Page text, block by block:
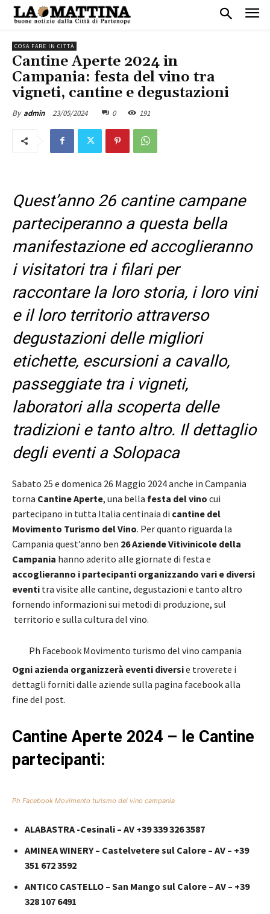
COSA FARE IN CITTÀ
Cantine Aperte 2024 in
Campania: festa del vino tra
vigneti, cantine e degustazioni
By admin 23/05/2024 0 191
Quest’anno 26 cantine campane
parteciperanno a questa bella
manifestazione ed accoglieranno
i visitatori tra i filari per
raccontare la loro storia, i loro vini
e il loro territorio attraverso
degustazioni delle migliori
etichette, escursioni a cavallo,
passeggiate tra i vigneti,
laboratori alla scoperta delle
tradizioni e tanto altro. Il dettaglio
degli eventi a Solopaca
Sabato 25 e domenica 26 Maggio 2024 anche in Campania
torna Cantine Aperte, una bella festa del vino cui
partecipano in tutta Italia centinaia di cantine del
Movimento Turismo del Vino. Per quanto riguarda la
Campania quest’anno ben 26 Aziende Vitivinicole della
Campania hanno aderito alle giornate di festa e
accoglieranno i partecipanti organizzando vari e diversi
eventi tra visite alle cantine, degustazioni e tanto altro
fornendo informazioni sui metodi di produzione, sul
territorio e sulla cultura del vino.
Ph Facebook Movimento turismo del vino campania
Ogni azienda organizzerà eventi diversie troverete i
dettagli forniti dalle aziende sulla pagina facebook alla
fine del post.
Cantine Aperte 2024 – le Cantine
partecipanti:
Ph Facebook Movimento turismo del vino campania
ALABASTRA -Cesinali – AV +39 339 326 3587
AMINEA WINERY – Castelvetere sul Calore – AV – +39
351 672 3592
ANTICO CASTELLO – San Mango sul Calore – AV – +39
328 107 6491